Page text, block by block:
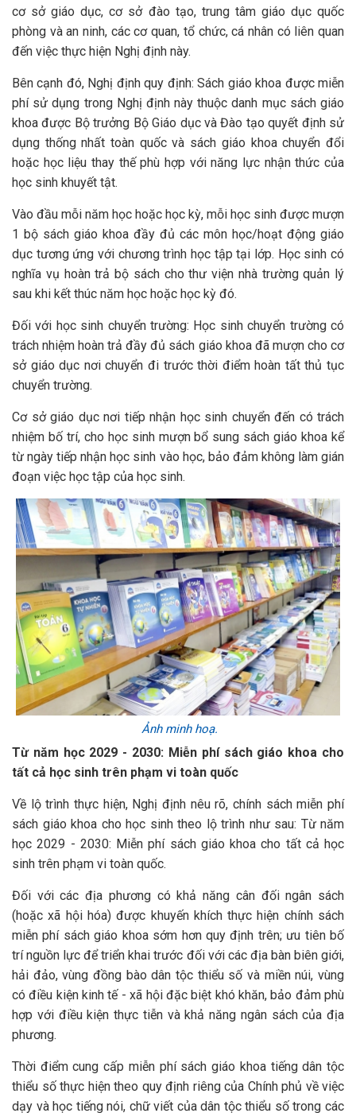
cơ sở giáo dục, cơ sở đào tạo, trung tâm giáo dục quốc
phòng và an ninh, các cơ quan, tổ chức, cá nhân có liên quan
đến việc thực hiện Nghị định này.
Bên cạnh đó, Nghị định quy định: Sách giáo khoa được miễn
phí sử dụng trong Nghị định này thuộc danh mục sách giáo
khoa được Bộ trưởng Bộ Giáo dục và Đào tạo quyết định sử
dụng thống nhất toàn quốc và sách giáo khoa chuyển đổi
hoặc học liệu thay thế phù hợp với năng lực nhận thức của
học sinh khuyết tật.
Vào đầu mỗi năm học hoặc học kỳ, mỗi học sinh được mượn
1 bộ sách giáo khoa đầy đủ các môn học/hoạt động giáo
dục tương ứng với chương trình học tập tại lớp. Học sinh có
nghĩa vụ hoàn trả bộ sách cho thư viện nhà trường quản lý
sau khi kết thúc năm học hoặc học kỳ đó.
Đối với học sinh chuyển trường: Học sinh chuyển trường có
trách nhiệm hoàn trả đầy đủ sách giáo khoa đã mượn cho cơ
sở giáo dục nơi chuyển đi trước thời điểm hoàn tất thủ tục
chuyển trường.
Cơ sở giáo dục nơi tiếp nhận học sinh chuyển đến có trách
nhiệm bố trí, cho học sinh mượn bổ sung sách giáo khoa kể
từ ngày tiếp nhận học sinh vào học, bảo đảm không làm gián
đoạn việc học tập của học sinh.
Ảnh minh hoạ.
Từ năm học 2029 - 2030: Miễn phí sách giáo khoa cho
tất cả học sinh trên phạm vi toàn quốc
Về lộ trình thực hiện, Nghị định nêu rõ, chính sách miễn phí
sách giáo khoa cho học sinh theo lộ trình như sau: Từ năm
học 2029 - 2030: Miễn phí sách giáo khoa cho tất cả học
sinh trên phạm vi toàn quốc.
Đối với các địa phương có khả năng cân đối ngân sách
(hoặc xã hội hóa) được khuyến khích thực hiện chính sách
miễn phí sách giáo khoa sớm hơn quy định trên; ưu tiên bố
trí nguồn lực để triển khai trước đối với các địa bàn biên giới,
hải đảo, vùng đồng bào dân tộc thiểu số và miền núi, vùng
có điều kiện kinh tế - xã hội đặc biệt khó khăn, bảo đảm phù
hợp với điều kiện thực tiễn và khả năng ngân sách của địa
phương.
Thời điểm cung cấp miễn phí sách giáo khoa tiếng dân tộc
thiểu số thực hiện theo quy định riêng của Chính phủ về việc
dạy và học tiếng nói, chữ viết của dân tộc thiểu số trong các